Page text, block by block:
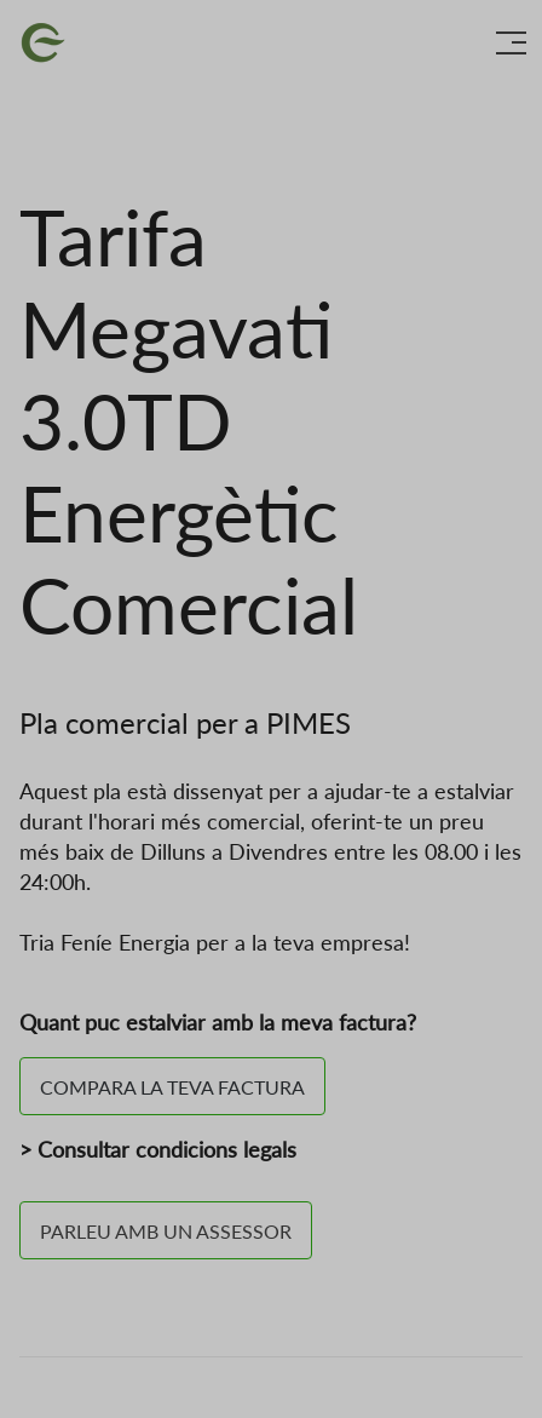
Imatge
Tarifa
Megavati
3.0TD
Energètic
Comercial
Pla comercial per a PIMES
Aquest pla està dissenyat per a ajudar-te a estalviar
durant l'horari més comercial, oferint-te un preu
més baix de Dilluns a Divendres entre les 08.00 i les
24:00h.
Tria Feníe Energia per a la teva empresa!
Quant puc estalviar amb la meva factura?
COMPARA LA TEVA FACTURA
> Consultar condicions legals
PARLEU AMB UN ASSESSOR